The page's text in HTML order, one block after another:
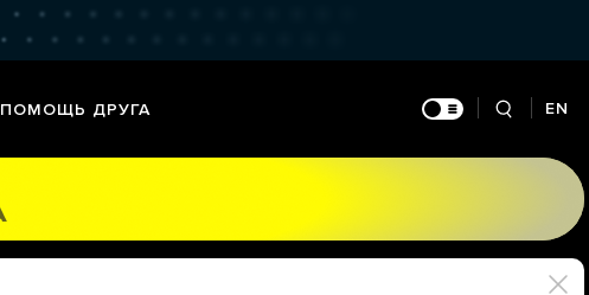
ПОМОЩЬ ДРУГА EN